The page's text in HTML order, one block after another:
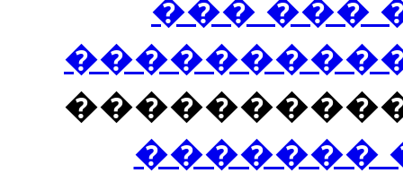
��� ���
�������